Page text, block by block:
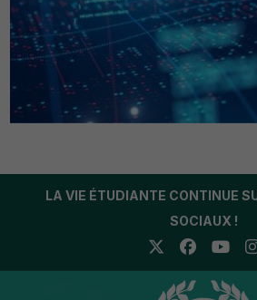
LA VIE ÉTUDIANTE CONTINUE
SOCIAUX !